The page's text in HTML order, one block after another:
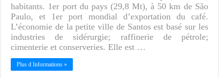
habitants. 1er port du pays (29,8 Mt), à 50 km de São
Paulo, et 1er port mondial d’exportation du café.
L’économie de la petite ville de Santos est basé sur les
industries de sidérurgie; raffinerie de pétrole;
cimenterie et conserveries. Elle est …
Plus d Informations »